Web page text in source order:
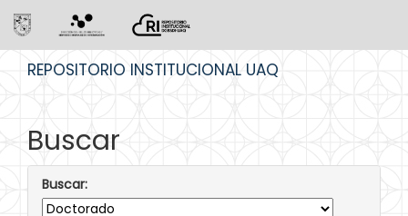
REPOSITORIO INSTITUCIONAL UAQ
Buscar
Buscar: